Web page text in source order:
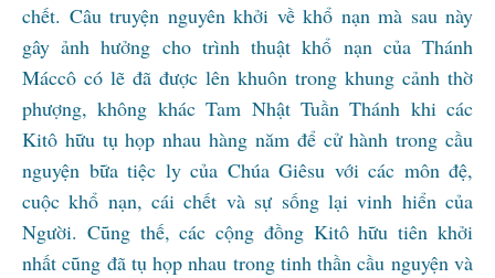
chết. Câu truyện nguyên khởi về khổ nạn mà sau này
gây ảnh hưởng cho trình thuật khổ nạn của Thánh
Máccô có lẽ đã được lên khuôn trong khung cảnh thờ
phượng, không khác Tam Nhật Tuần Thánh khi các
Kitô hữu tụ họp nhau hàng năm để cử hành trong cầu
nguyện bữa tiệc ly của Chúa Giêsu với các môn đệ,
cuộc khổ nạn, cái chết và sự sống lại vinh hiển của
Người. Cũng thế, các cộng đồng Kitô hữu tiên khởi
nhất cũng đã tụ họp nhau trong tinh thần cầu nguyện và